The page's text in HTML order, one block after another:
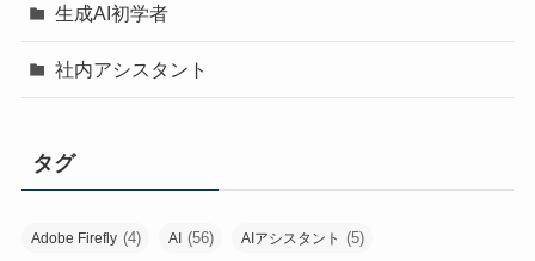
生成AI初学者
社内アシスタント
タグ
Adobe Firefly (4) AI (56) AIアシスタント (5)